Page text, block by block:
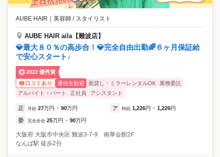
AUBE HAIR 美容師 / スタイリスト
AUBE HAIR aila【難波店】
💎最大８０％の高歩合！💎完全自由出勤🌈６ヶ月保証給
で安心スタート♪
2022 優秀賞
口コミあり
通信生歓迎 面貸し・ミラーレンタルOK
業務委託
アルバイト・パート
正社員 アシスタント
正 月給 27万円 ~ 90万円 ア 時給 1,226円 ~ 1,226円
委 完全歩合 25万円 ~ 90万円
大阪府 大阪市中央区 難波3-7-9 南華会館2F
なんば駅 徒歩2分